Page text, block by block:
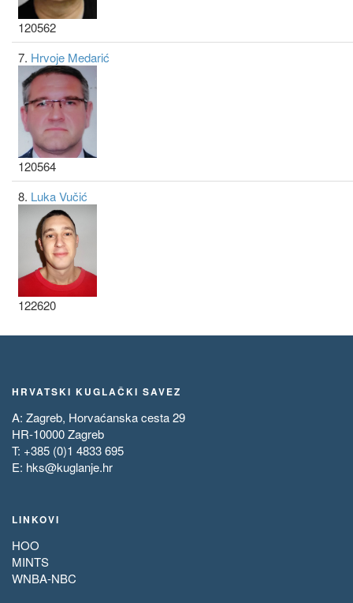
120562
7. Hrvoje Medarić
120564
8. Luka Vučić
122620
HRVATSKI KUGLAČKI SAVEZ
A: Zagreb, Horvaćanska cesta 29
HR-10000 Zagreb
T: +385 (0)1 4833 695
E: hks@kuglanje.hr
LINKOVI
HOO
MINTS
WNBA-NBC